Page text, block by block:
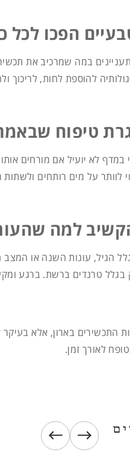
הפכו לכל
במה שמרכיב את
להוספת לחות, לריכוך
טיפוח
במדף לא יועיל אם מורחים
לוותר על מים רותחים
למה
הגיל, עונות השנה או המצב
בגלל טרנדים ברשת. ברגע
התכשירים בארון, אלא
לאורך זמן.